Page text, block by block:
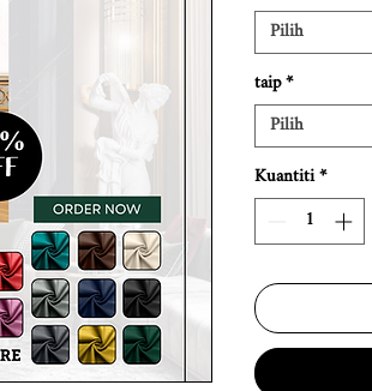
Pilih
taip*
Pilih
Kuantiti*